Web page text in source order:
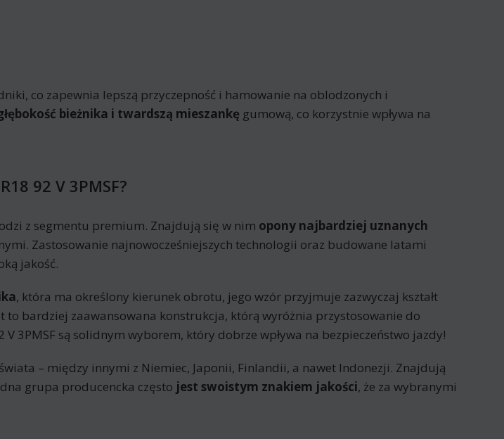
co zapewnia lepszą przyczepność i hamowanie na oblodzonych i
bieżnika i twardszą mieszankę gumową, co korzystnie wpływa na
92 V 3PMSF?
z segmentu premium. Znajdują się w nim opony najbardziej uznanych
Zastosowanie najnowocześniejszych technologii oraz budowane latami
jakość.
, która ma określony kierunek obrotu, jego wzór przyjmuje zazwyczaj kształt
to bardziej zaawansowana konstrukcja, którą wyróżnia przystosowanie do
3PMSF są solidnym wyborem, który dobrze wpływa na bezpieczeństwo jazdy!
– między innymi z Niemiec, Japonii, Finlandii, a nawet Indonezji. Znajdują
grupa producencka często jest swoistym znakiem jakości, że za wybranymi